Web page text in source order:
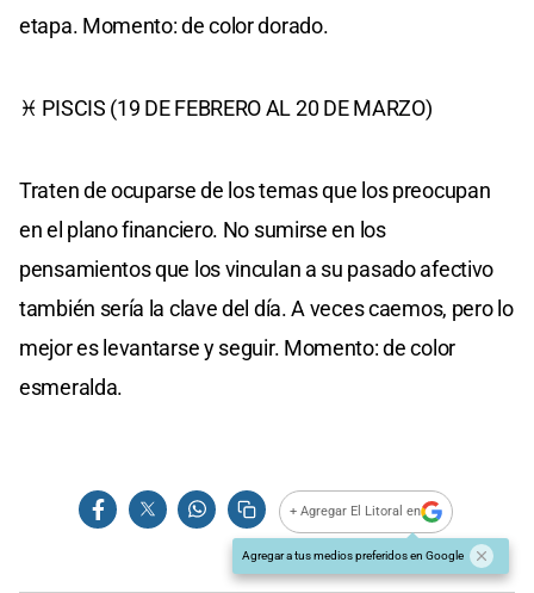
etapa. Momento: de color dorado.
♓ PISCIS (19 DE FEBRERO AL 20 DE MARZO)
Traten de ocuparse de los temas que los preocupan
en el plano financiero. No sumirse en los
pensamientos que los vinculan a su pasado afectivo
también sería la clave del día. A veces caemos, pero lo
mejor es levantarse y seguir. Momento: de color
esmeralda.
+ Agregar El Litoral en
Agregar a tus medios preferidos en Google